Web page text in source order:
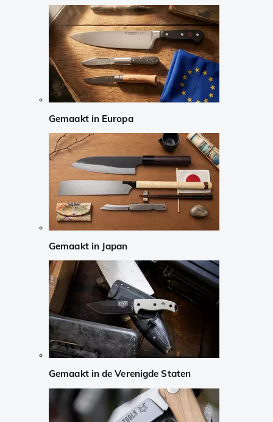
Gemaakt in Europa
Gemaakt in Japan
Gemaakt in de Verenigde Staten